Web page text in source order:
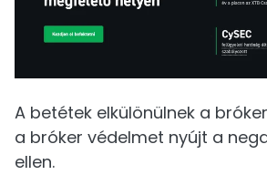
A betétek elkülönülnek a
a bróker védelmet nyújt a
ellen.